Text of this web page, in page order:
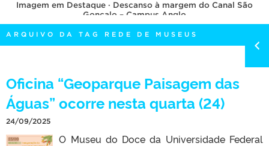
OUVIDORIA
PORTARIAS
TELEFONES
Imagem em Destaque · Descanso à margem do Canal São
Gonçalo – Campus Anglo
ARQUIVO DA TAG REDE DE MUSEUS
Oficina “Geoparque Paisagem das
Águas” ocorre nesta quarta (24)
24/09/2025
O Museu do Doce da Universidade Federal